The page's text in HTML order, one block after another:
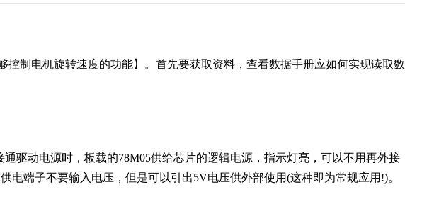
控制电机旋转速度的功能】。首先要获取资料，查看数据手册应如何实现读取数
动电源时，板载的78M05供给芯片的逻辑电源，指示灯亮，可以不用再外接
电端子不要输入电压，但是可以引出5V电压供外部使用(这种即为常规应用!)。